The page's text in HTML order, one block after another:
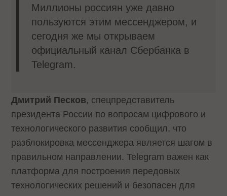
Миллионы россиян уже давно
пользуются этим мессенджером, и
сегодня же мы открываем
официальный канал Сбербанка в
Telegram.
Дмитрий Песков, спецпредставитель
президента России по вопросам цифрового и
технологического развития сообщил, что
разблокировка мессенджера является шагом в
правильном направлении. Telegram важен как
платформа для построения передовых
технологических решений и безопасен для